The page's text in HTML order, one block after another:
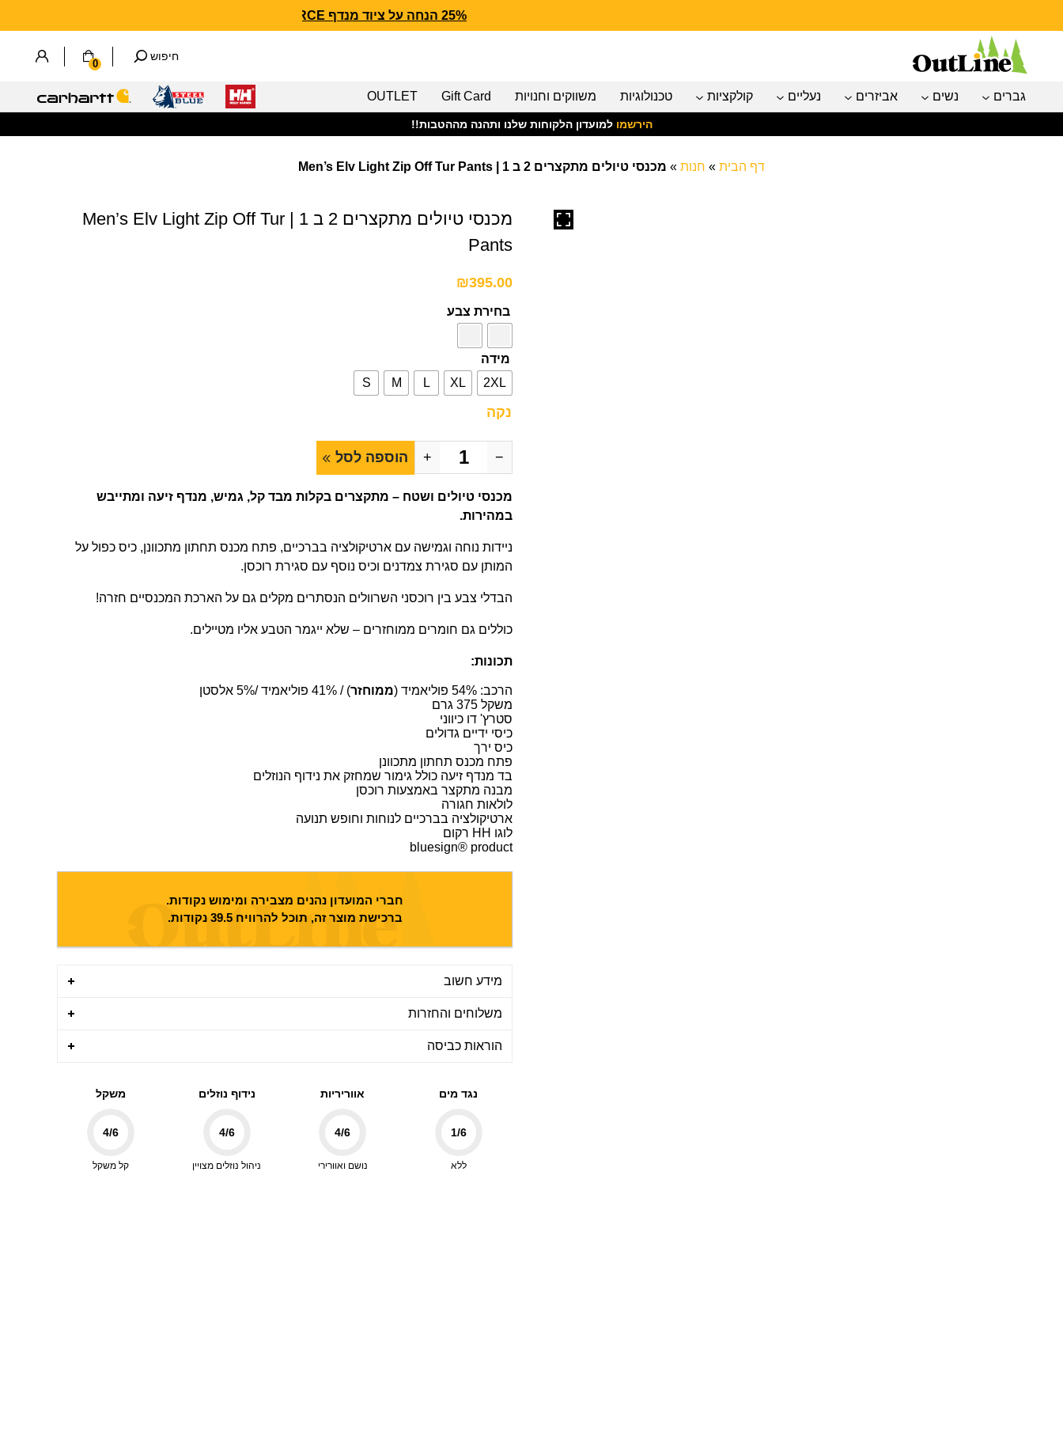
25% הנחה על ציוד מנדף CARHARTT FORCE
חיפוש
0
גברים נשים אביזרים נעליים קולקציות טכנולוגיות משווקים וחנויות Gift Card
OUTLET
הירשמו למועדון הלקוחות שלנו ותהנה מההטבות!!
דף הבית » חנות » מכנסי טיולים מתקצרים 2 ב 1 | Men’s Elv Light Zip Off Tur Pants
מכנסי טיולים מתקצרים 2 ב 1 | Men’s Elv Light Zip Off Tur
Pants
₪395.00
בחירת צבע
מידה
2XL
XL
L
M
S
נקה
−
+ הוספה לסל
מכנסי טיולים ושטח – מתקצרים בקלות מבד קל, גמיש, מנדף זיעה ומתייבש
במהירות.
ניידות נוחה וגמישה עם ארטיקולציה בברכיים, פתח מכנס תחתון מתכוונן, כיס כפול על
המותן עם סגירת צמדנים וכיס נוסף עם סגירת רוכסן.
הבדלי צבע בין רוכסני השרוולים הנסתרים מקלים גם על הארכת המכנסיים חזרה!
כוללים גם חומרים ממוחזרים – שלא ייגמר הטבע אליו מטיילים.
תכונות:
הרכב: 54% פוליאמיד ( ממוחזר) / 41% פוליאמיד /5% אלסטן
משקל 375 גרם
סטרץ' דו כיווני
כיסי ידיים גדולים
כיס ירך
פתח מכנס תחתון מתכוונן
בד מנדף זיעה כולל גימור שמחזק את נידוף הנוזלים
מבנה מתקצר באמצעות רוכסן
לולאות חגורה
ארטיקולציה בברכיים לנוחות וחופש תנועה
לוגו HH רקום
bluesign® product
חברי המועדון נהנים מצבירה ומימוש נקודות.
ברכישת מוצר זה, תוכל להרוויח39.5 נקודות.
מידע חשוב
משלוחים והחזרות
הוראות כביסה
נגד מים
1/6
ללא
אווריריות
4/6
נושם ואוורירי
נידוף נוזלים
4/6
ניהול נוזלים מצויין
משקל
4/6
קל משקל